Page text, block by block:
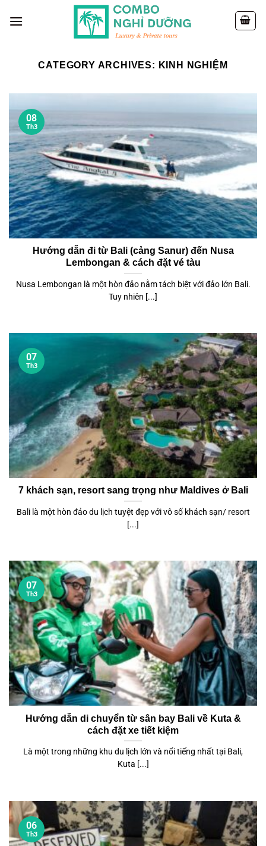
CATEGORY ARCHIVES: KINH NGHIỆM
Hướng dẫn đi từ Bali (cảng Sanur) đến Nusa
Lembongan & cách đặt vé tàu
Nusa Lembongan là một hòn đảo nằm tách biệt với đảo lớn Bali.
Tuy nhiên [...]
08
Th3
7 khách sạn, resort sang trọng như Maldives ở Bali
Bali là một hòn đảo du lịch tuyệt đẹp với vô số khách sạn/ resort
[...]
07
Th3
Hướng dẫn di chuyển từ sân bay Bali về Kuta &
cách đặt xe tiết kiệm
Là một trong những khu du lịch lớn và nổi tiếng nhất tại Bali,
Kuta [...]
07
Th3
06
Th3